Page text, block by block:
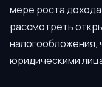
мере роста
рассмотреть
налогообложения,
юридическими